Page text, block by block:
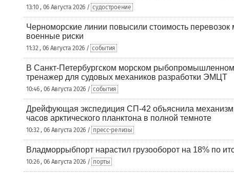
13:10 , 06 Августа 2026 / судостроение
Черноморские линии повысили стоимость
военные риски
11:32 , 06 Августа 2026 / события
В Санкт-Петербургском морском
тренажер для судовых механиков разработки ЭМЦТ
10:46 , 06 Августа 2026 / события
Дрейфующая экспедиция СП-42 объяснила механизм
часов арктического планктона в полной темноте
10:32 , 06 Августа 2026 / пресс-релизы
Владморрыбпорт нарастил грузооборот на 18% по
10:26 , 06 Августа 2026 / порты